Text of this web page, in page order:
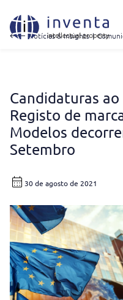
Notícias & Insights |
Candidaturas
Registo de
Modelos
Setembro
30 de agosto de 2021